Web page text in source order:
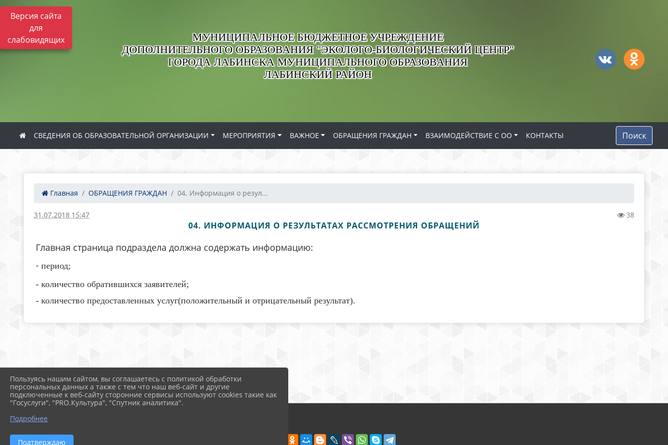
Версия сайта
для
слабовидящих
МУНИЦИПАЛЬНОЕ БЮДЖЕТНОЕ УЧРЕЖДЕНИЕ
ДОПОЛНИТЕЛЬНОГО ОБРАЗОВАНИЯ "ЭКОЛОГО-БИОЛОГИЧЕСКИЙ ЦЕНТР"
ГОРОДА ЛАБИНСКА МУНИЦИПАЛЬНОГО ОБРАЗОВАНИЯ
ЛАБИНСКИЙ РАЙОН
СВЕДЕНИЯ ОБ ОБРАЗОВАТЕЛЬНОЙ ОРГАНИЗАЦИИ МЕРОПРИЯТИЯ ВАЖНОЕ ОБРАЩЕНИЯ ГРАЖДАН ВЗАИМОДЕЙСТВИЕ С ОО КОНТАКТЫ Поиск
Главная ОБРАЩЕНИЯ ГРАЖДАН 04. Информация о резул...
31.07.2018 15:47 38
04. ИНФОРМАЦИЯ О РЕЗУЛЬТАТАХ РАССМОТРЕНИЯ ОБРАЩЕНИЙ
Главная страница подраздела должна содержать информацию:
- период;
- количество обратившихся заявителей;
- количество предоставленных услуг(положительный и отрицательный результат).
Пользуясь нашим сайтом, вы соглашаетесь с политикой обработки
персональных данных а также с тем что наш веб-сайт и другие
подключенные к веб-сайту сторонние сервисы используют cookies такие как
"Госуслуги", "PRO.Культура", "Спутник аналитика".
Подробнее
Подтверждаю